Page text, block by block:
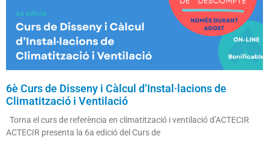
6è Curs de Disseny i Càlcul d’Instal·lacions de
Climatització i Ventilació
Torna el curs de referència en climatització i ventilació d’ACTECIR
ACTECIR presenta la 6a edició del Curs de